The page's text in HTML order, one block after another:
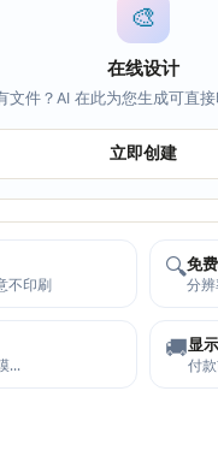
🎨
在线设计
文件？AI 在此为您生成可直接
立即创建
不印刷
🔍免
分
…
🚚显
付